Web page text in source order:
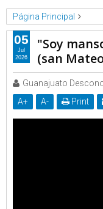
Página Principal
Basilica de Guadalupe
"Soy manso y
"Soy
(san
Guanajuato
A+ A- Print
05
Jul
2026